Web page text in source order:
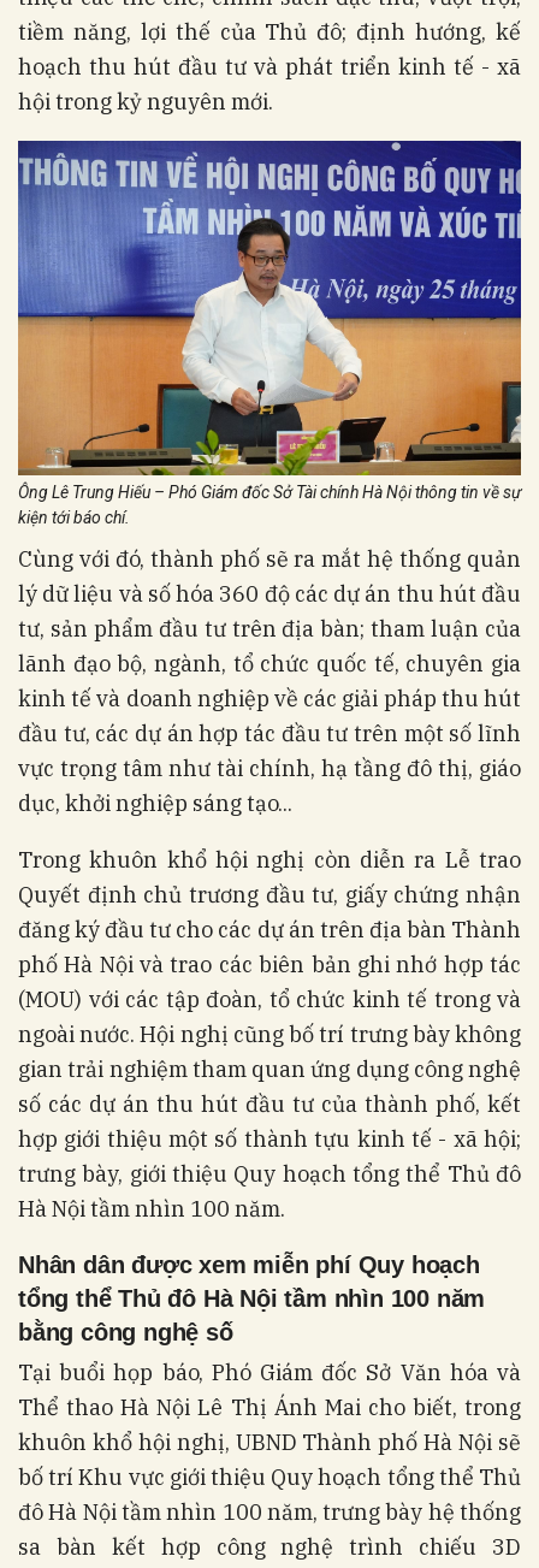
tiềm năng, lợi thế của Thủ đô; định hướng, kế
hoạch thu hút đầu tư và phát triển kinh tế - xã
hội trong kỷ nguyên mới.
Ông Lê Trung Hiếu – Phó Giám đốc Sở Tài chính Hà Nội thông tin về sự
kiện tới báo chí.
Cùng với đó, thành phố sẽ ra mắt hệ thống quản
lý dữ liệu và số hóa 360 độ các dự án thu hút đầu
tư, sản phẩm đầu tư trên địa bàn; tham luận của
lãnh đạo bộ, ngành, tổ chức quốc tế, chuyên gia
kinh tế và doanh nghiệp về các giải pháp thu hút
đầu tư, các dự án hợp tác đầu tư trên một số lĩnh
vực trọng tâm như tài chính, hạ tầng đô thị, giáo
dục, khởi nghiệp sáng tạo...
Trong khuôn khổ hội nghị còn diễn ra Lễ trao
Quyết định chủ trương đầu tư, giấy chứng nhận
đăng ký đầu tư cho các dự án trên địa bàn Thành
phố Hà Nội và trao các biên bản ghi nhớ hợp tác
(MOU) với các tập đoàn, tổ chức kinh tế trong và
ngoài nước. Hội nghị cũng bố trí trưng bày không
gian trải nghiệm tham quan ứng dụng công nghệ
số các dự án thu hút đầu tư của thành phố, kết
hợp giới thiệu một số thành tựu kinh tế - xã hội;
trưng bày, giới thiệu Quy hoạch tổng thể Thủ đô
Hà Nội tầm nhìn 100 năm.
Nhân dân được xem miễn phí Quy hoạch
tổng thể Thủ đô Hà Nội tầm nhìn 100 năm
bằng công nghệ số
Tại buổi họp báo, Phó Giám đốc Sở Văn hóa và
Thể thao Hà Nội Lê Thị Ánh Mai cho biết, trong
khuôn khổ hội nghị, UBND Thành phố Hà Nội sẽ
bố trí Khu vực giới thiệu Quy hoạch tổng thể Thủ
đô Hà Nội tầm nhìn 100 năm, trưng bày hệ thống
sa bàn kết hợp công nghệ trình chiếu 3D